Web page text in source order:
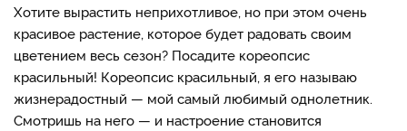
Хотите вырастить неприхотливое, но при этом очень
красивое растение, которое будет радовать своим
цветением весь сезон? Посадите кореопсис
красильный! Кореопсис красильный, я его называю
жизнерадостный — мой самый любимый однолетник.
Смотришь на него — и настроение становится